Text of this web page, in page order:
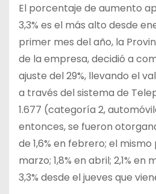
El porcentaje de aumento
3,3% es el más alto desde
primer mes del año, la
de la empresa, decidió a
ajuste del 29%, llevando el
a través del sistema de
1.677 (categoría 2,
entonces, se fueron
de 1,6% en febrero; el
marzo; 1,8% en abril; 2,1% en
3,3% desde el jueves que